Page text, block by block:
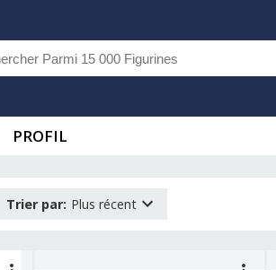
PROFIL
Trier par: Plus récent